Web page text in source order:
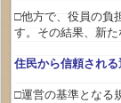
□他方で、役員の負
す。その結果、新た
住民から信頼され
□運営の基準となる